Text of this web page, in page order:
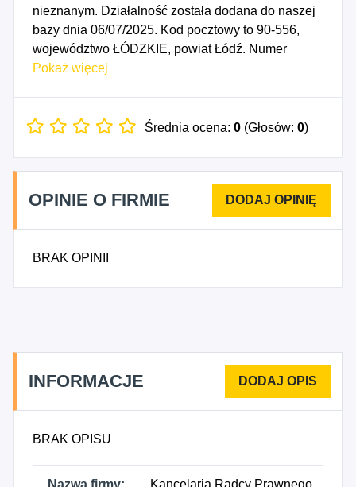
nieznanym. Działalność została dodana do naszej
bazy dnia 06/07/2025. Kod pocztowy to 90-556,
województwo ŁÓDZKIE, powiat Łódź. Numer
Identyfikacji Podatkowej NIP to 7282535312, a
542122841. Data rozpoczęcia działalności
prawnicza, 6920B - Doradztwo podatkowe.
Pokaż więcej
Średnia ocena: 0 (Głosów: 0)
OPINIE O FIRMIE
BRAK OPINII
INFORMACJE
BRAK OPISU
Nazwa firmy:
Kancelaria Radcy Prawnego